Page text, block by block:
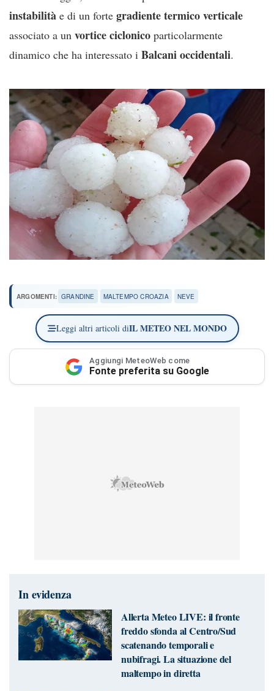
instabilità e di un forte gradiente termico verticale
associato a un vortice ciclonico particolarmente
dinamico che ha interessato i Balcani occidentali.
ARGOMENTI: GRANDINE MALTEMPO CROAZIA NEVE
Leggi altri articoli diIL METEO NEL MONDO
Aggiungi MeteoWeb come
Fonte preferita su Google
In evidenza
Allerta Meteo LIVE: il fronte
freddo sfonda al Centro/Sud
scatenando temporali e
nubifragi. La situazione del
maltempo in diretta